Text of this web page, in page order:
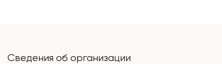
Сведения об организации